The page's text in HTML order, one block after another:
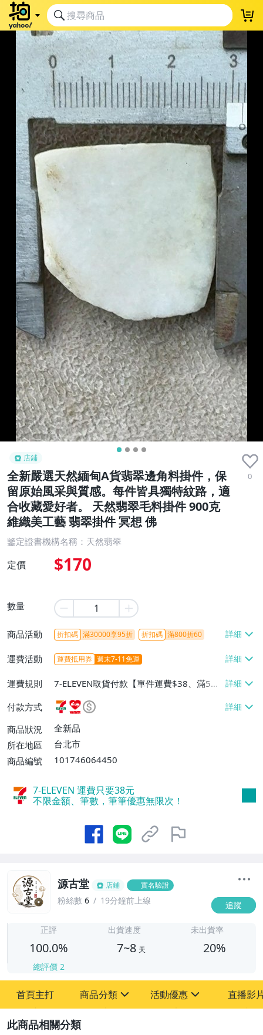
店鋪
全新嚴選天然緬甸A貨翡翠邊角料掛件，保
留原始風采與質感。每件皆具獨特紋路，適
合收藏愛好者。 天然翡翠毛料掛件 900克
維織美工藝 翡翠掛件 冥想 佛
0
鑒定證書機構名稱：天然翡翠
定價 $170
數量
商品活動 折扣碼 滿30000享95折 折扣碼 滿800折60
運費活動 運費抵用券 週末7-11免運
運費規則
7-ELEVEN取貨付款【單件運費$38、滿5件
或消費滿$1298免運費】、7-ELEVEN取貨
不付款【免運費】、萊爾富取貨付款【單件
運費$60、滿5件或消費滿$1298免運
費】、宅配/貨運【單件運費$120、滿5件
付款方式
商品狀況
全新品
所在地區
台北市
商品編號
101746064450
7-ELEVEN 運費只要38元
不限金額、筆數，筆筆優惠無限次！
源古堂 店鋪 實名驗證
粉絲數 6 19分鐘前上線 追蹤
正評
100.0%
總評價 2
出貨速度
7~8 天
未出貨率
20%
首頁主打 商品分類
其它
活動優惠
[全店] 周年慶
直播影